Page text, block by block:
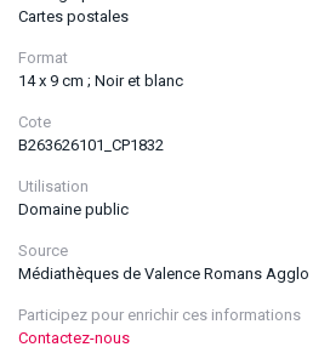
Cartes postales
Format
14 x 9 cm ; Noir et blanc
Cote
B263626101_CP1832
Utilisation
Domaine public
Source
Médiathèques de Valence Romans Agglo
Participez pour enrichir ces informations
Contactez-nous